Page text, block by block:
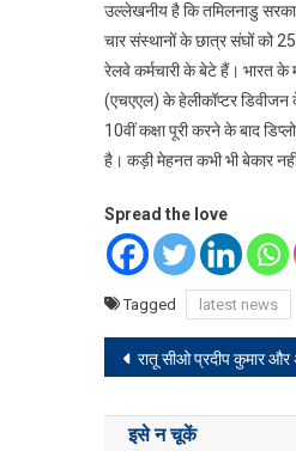
उल्लेखनीय है कि तमिलनाडु
चार संस्थानों के छात्र संघों को
रेलवे कर्मचारी के बेटे हैं। भारत के
(एचएएल) के हेलीकॉप्टर डिवीजन
10वीं कक्षा पूरी करने के बाद
है। कड़ी मेहनत कभी भी बेकार
Spread the love
Tagged latest news
Post
navigation
रातू सीओ प्रदीप कुमार और अन्य एसीबी कोर्ट में पेश,
इसे न चूकें